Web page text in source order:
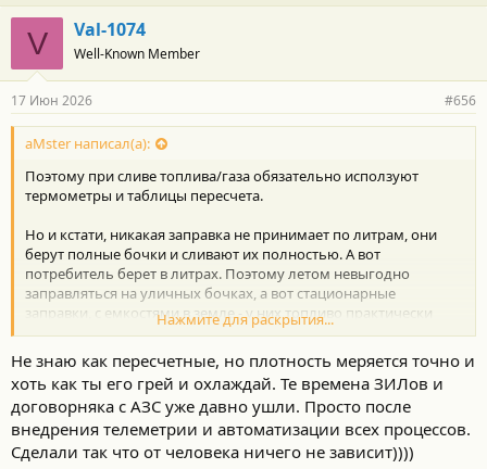
V Val-1074
Well-Known Member
17 Июн 2026 #656
aMster написал(а):
Поэтому при сливе топлива/газа обязательно исползуют
термометры и таблицы пересчета.
Но и кстати, никакая заправка не принимает по литрам, они
берут полные бочки и сливают их полностью. А вот
потребитель берет в литрах. Поэтому летом невыгодно
заправляться на уличных бочках, а вот стационарные
заправки, с емкостями в земле - у них топливо практически
круглый год одной температуры.
Нажмите для раскрытия...
Не знаю как пересчетные, но плотность меряется точно и
хоть как ты его грей и охлаждай. Те времена ЗИЛов и
договорняка с АЗС уже давно ушли. Просто после
внедрения телеметрии и автоматизации всех процессов.
Сделали так что от человека ничего не зависит))))